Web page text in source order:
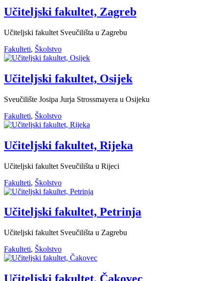
Učiteljski fakultet, Zagreb
Učiteljski fakultet Sveučilišta u Zagrebu
Fakulteti, Školstvo
Učiteljski fakultet, Osijek
Sveučilište Josipa Jurja Strossmayera u Osijeku
Fakulteti, Školstvo
Učiteljski fakultet, Rijeka
Učiteljski fakultet Sveučilišta u Rijeci
Fakulteti, Školstvo
Učiteljski fakultet, Petrinja
Učiteljski fakultet Sveučilišta u Zagrebu
Fakulteti, Školstvo